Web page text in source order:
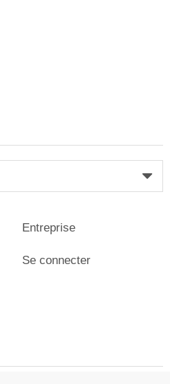
Entreprise
Se connecter